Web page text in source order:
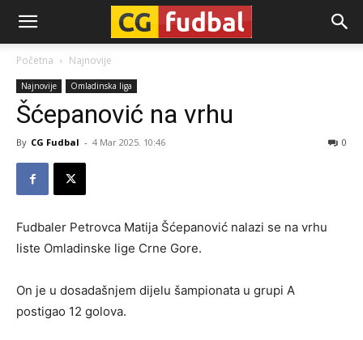
CG-
Fudbal
Početna Najnovije
Najnovije Omladinska liga
Šćepanović na vrhu
By CG Fudbal - 4 Mar 2025. 10:46 0
Fudbaler Petrovca Matija Šćepanović nalazi se na vrhu
liste Omladinske lige Crne Gore.
On je u dosadašnjem dijelu šampionata u grupi A
postigao 12 golova.